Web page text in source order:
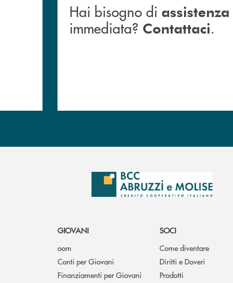
Hai bisogno di assistenza
immediata? Contattaci.
GIOVANI
oom
Conti per Giovani
Finanziamenti per Giovani
SOCI
Come diventare
Diritti e Doveri
Prodotti